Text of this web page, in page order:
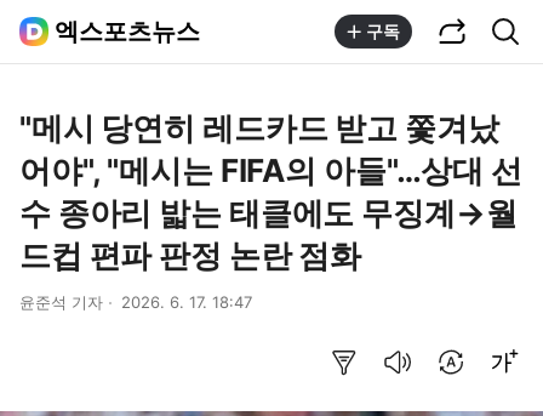
엑스포츠뉴스 구독
"메시 당연히 레드카드 받고 쫓겨났
어야", "메시는 FIFA의 아들"…상대 선
수 종아리 밟는 태클에도 무징계→월
드컵 편파 판정 논란 점화
윤준석 기자 2026. 6. 17. 18:47